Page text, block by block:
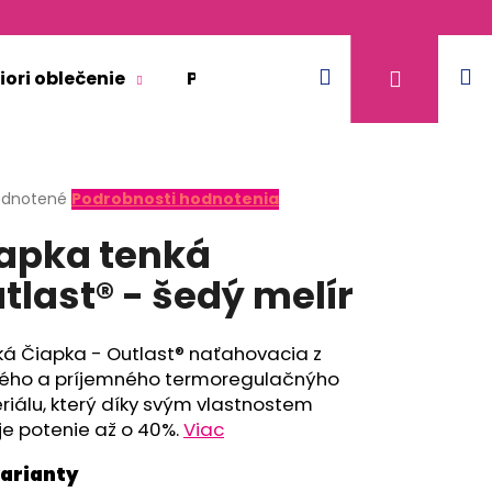
oblečenie Pre dospelých Doplnkový
Hľadať
Podrobnosti hodnotenia
tenká
- šedý melír
Čiapka - Outlast® naťahovacia z
a príjemného termoregulačnýho
který díky svým vlastnostem
potenie až o 40%.Viac
TENKÉ VÝSTRIH U